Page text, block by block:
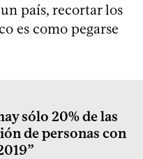
país, recortar los
es como pegarse
sólo 20% de las
de personas con